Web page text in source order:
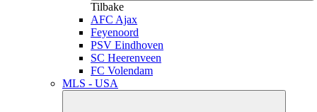
Tilbake
AFC Ajax
Feyenoord
PSV Eindhoven
SC Heerenveen
FC Volendam
MLS - USA